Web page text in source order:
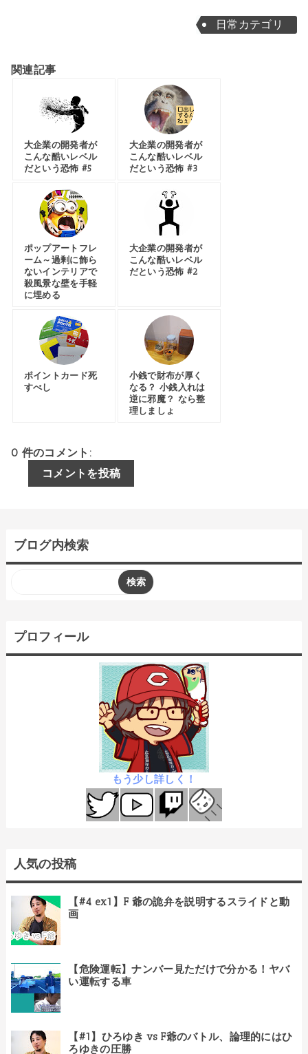
日常カテゴリ
関連記事
大企業の開発者が
こんな酷いレベル
だという恐怖 #5
大企業の開発者が
こんな酷いレベル
だという恐怖 #3
ポップアートフレ
ーム～過剰に飾ら
ないインテリアで
殺風景な壁を手軽
に埋める
大企業の開発者が
こんな酷いレベル
だという恐怖 #2
ポイントカード死
すべし
小銭で財布が厚く
なる？ 小銭入れは
逆に邪魔？ なら整
理しましょ
0 件のコメント:
コメントを投稿
ブログ内検索
プロフィール
もう少し詳しく！
人気の投稿
【#4 ex1】F 爺の詭弁を説明するスライドと動
画
【危険運転】ナンバー見ただけで分かる！ヤバ
い運転する車
【#1】ひろゆき vs F爺のバトル、論理的にはひ
ろゆきの圧勝